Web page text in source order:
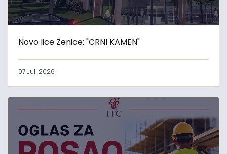
Novo lice Zenice: "CRNI KAMEN"
07 Juli 2026